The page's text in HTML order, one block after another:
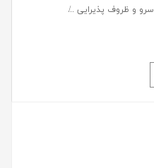
سرو و ظروف پذیرایی